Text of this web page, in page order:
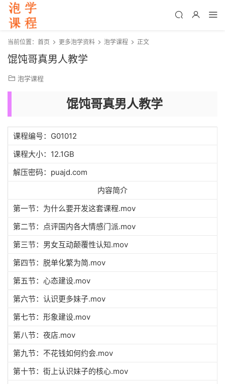
当前位置： 首页 更多泡学资料 泡学课程 正文
馄饨哥真男人教学
泡学课程
馄饨哥真男人教学
课程编号：G01012
课程大小：12.1GB
解压密码：puajd.com
内容简介
第一节：为什么要开发这套课程.mov
第二节：点评国内各大情感门派.mov
第三节：男女互动颠覆性认知.mov
第四节：脱单化繁为简.mov
第五节：心态建设.mov
第六节：认识更多妹子.mov
第七节：形象建设.mov
第八节：夜店.mov
第九节：不花钱如何约会.mov
第十节：街上认识妹子的核心.mov